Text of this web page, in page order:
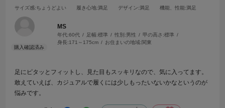
サイズ感:ちょうどよい 履き心地:満足 デザイン:満足 機能、性能:満足
MS
年代:60代 足幅:標準 性別:男性 甲の高さ:標準
身長:171～175cm お住まいの地域:関東
足にピタッとフィットし、見た目もスッキリなので、気に入ってます。
敢えていえば、カジュアルで履くには少しもったいないかなというのが
悩みです。